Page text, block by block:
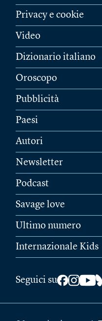
Privacy e cookie
Video
Dizionario italiano
Oroscopo
Pubblicità
Paesi
Autori
Newsletter
Podcast
Savage love
Ultimo numero
Internazionale Kids
Seguici su